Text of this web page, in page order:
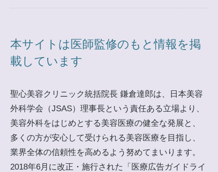
本サイトは医師監修のもと情報を掲
載しています
聖心美容クリニック統括院長 鎌倉達郎は、日本美容
外科学会（JSAS）理事長という責任ある立場より、
美容外科をはじめとする美容医療の健全な発展と、
多くの方が安心して受けられる美容医療を目指し、
業界全体の信頼性を高めるよう努めてまいります。
2018年6月に改正・施行された「医療広告ガイドライ